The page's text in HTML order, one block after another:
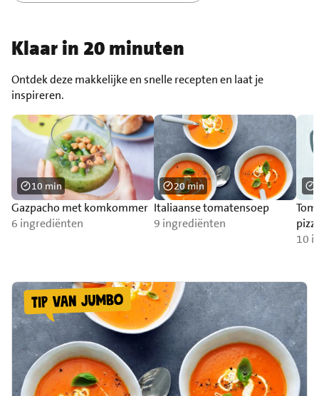
Klaar in 20 minuten
Ontdek deze makkelijke en snelle recepten en laat je
inspireren.
Gazpacho met komkommer
6 ingrediënten
10 min
Italiaanse tomatensoep
9 ingrediënten
20 min
10